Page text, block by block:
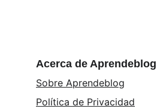
Acerca de Aprendeblog
Sobre Aprendeblog
Política de Privacidad